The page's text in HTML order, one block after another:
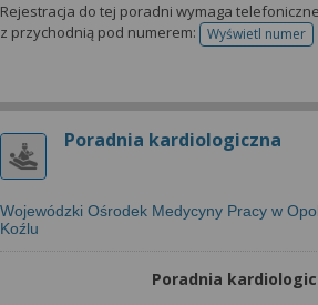
Rejestracja do tej poradni wymaga
z przychodnią pod numerem:
Wyświetl numer
telefonu
Poradnia kardiologiczna
Wojewódzki Ośrodek Medycyny Pracy w
Koźlu
Poradnia